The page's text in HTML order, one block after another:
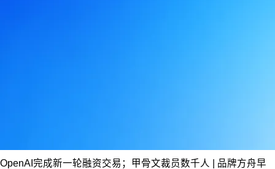
OpenAI完成新一轮融资交易；甲骨文裁员数千人 | 品牌方舟早